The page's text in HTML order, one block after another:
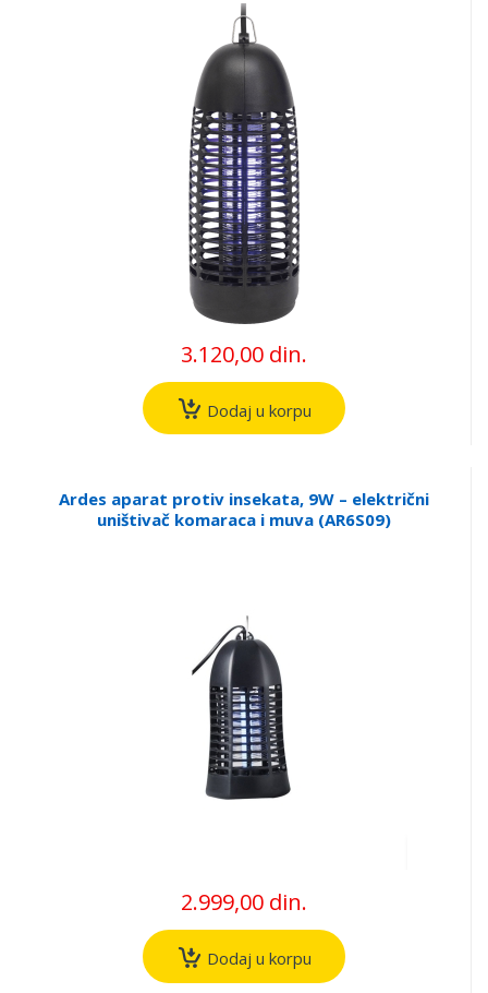
3.120,00 din.
Dodaj u korpu
Ardes aparat protiv insekata, 9W – električni
uništivač komaraca i muva (AR6S09)
2.999,00 din.
Dodaj u korpu